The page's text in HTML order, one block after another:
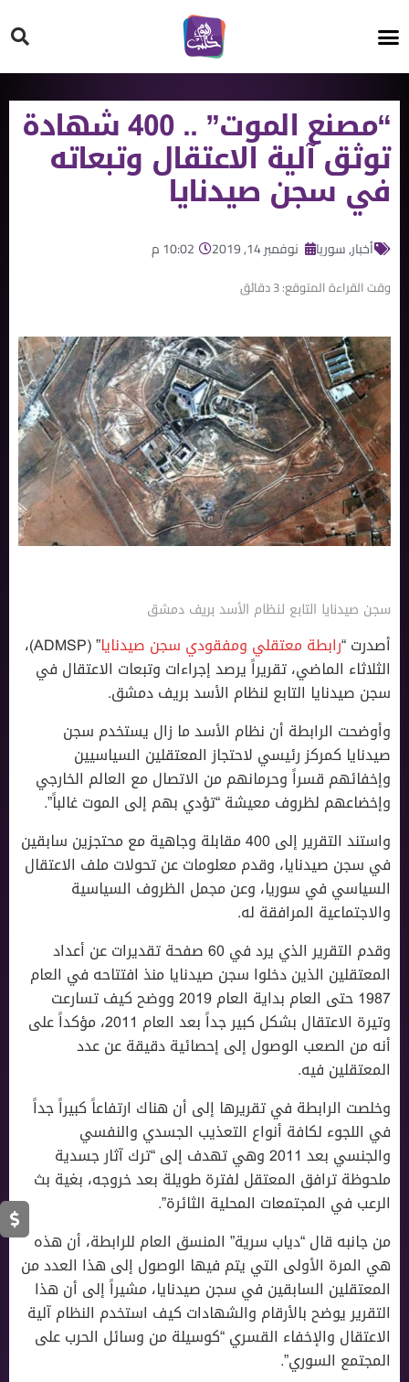
“مصنع الموت” .. 400 شهادة
توثق آلية الاعتقال وتبعاته
في سجن صيدنايا
أخبار,سوريا نوفمبر 14, 2019 10:02 م
وقت القراءة المتوقع:3دقائق
سجن صيدنايا التابع لنظام الأسد بريف دمشق
أصدرت “رابطة معتقلي ومفقودي سجن صيدنايا
” (ADMSP)،
الثلاثاء الماضي، تقريراً يرصد إجراءات وتبعات الاعتقال في
سجن صيدنايا التابع لنظام الأسد بريف دمشق.
وأوضحت الرابطة أن نظام الأسد ما زال يستخدم سجن
صيدنايا كمركز رئيسي لاحتجاز المعتقلين السياسيين
وإخفائهم قسراً وحرمانهم من الاتصال مع العالم الخارجي
وإخضاعهم لظروف معيشة “تؤدي بهم إلى الموت غالباً”.
واستند التقرير إلى 400 مقابلة وجاهية مع محتجزين سابقين
في سجن صيدنايا، وقدم معلومات عن تحولات ملف الاعتقال
السياسي في سوريا، وعن مجمل الظروف السياسية
والاجتماعية المرافقة له.
وقدم التقرير الذي يرد في 60 صفحة تقديرات عن أعداد
المعتقلين الذين دخلوا سجن صيدنايا منذ افتتاحه في العام
1987 حتى العام بداية العام 2019 ووضح كيف تسارعت
وتيرة الاعتقال بشكل كبير جداً بعد العام 2011، مؤكداً على
أنه من الصعب الوصول إلى إحصائية دقيقة عن عدد
المعتقلين فيه.
وخلصت الرابطة في تقريرها إلى أن هناك ارتفاعاً كبيراً جداً
في اللجوء لكافة أنواع التعذيب الجسدي والنفسي
والجنسي بعد 2011 وهي تهدف إلى “ترك آثار جسدية
ملحوظة ترافق المعتقل لفترة طويلة بعد خروجه، بغية بث
الرعب في المجتمعات المحلية الثائرة”.
من جانبه قال “دياب سرية” المنسق العام للرابطة، أن هذه
هي المرة الأولى التي يتم فيها الوصول إلى هذا العدد من
المعتقلين السابقين في سجن صيدنايا، مشيراً إلى أن هذا
التقرير يوضح بالأرقام والشهادات كيف استخدم النظام آلية
الاعتقال والإخفاء القسري “كوسيلة من وسائل الحرب على
المجتمع السوري”.